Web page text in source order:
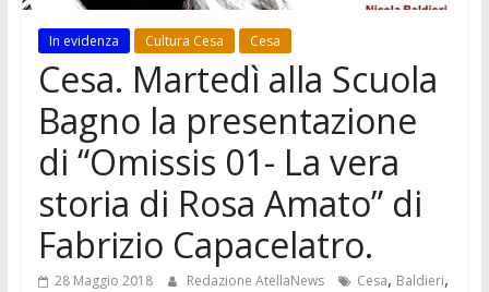
In evidenza Cultura Cesa Cesa
Cesa. Martedì alla Scuola
Bagno la presentazione
di “Omissis 01- La vera
storia di Rosa Amato” di
Fabrizio Capacelatro.
28 Maggio 2018 Redazione AtellaNews Cesa, Baldieri,